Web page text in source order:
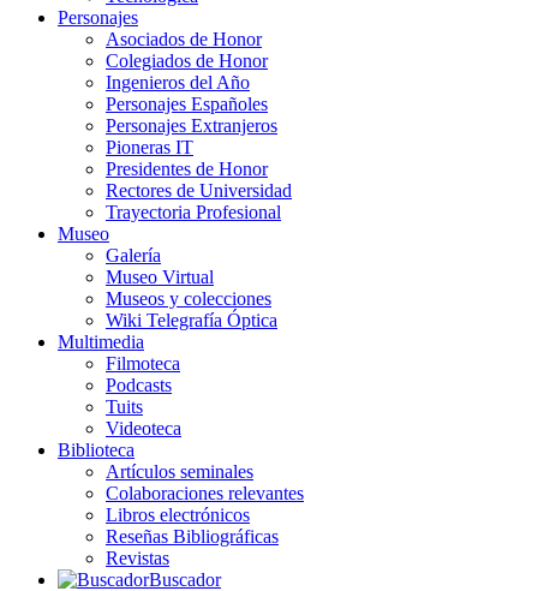
Personajes
Asociados de Honor
Colegiados de Honor
Ingenieros del Año
Personajes Españoles
Personajes Extranjeros
Pioneras IT
Presidentes de Honor
Rectores de Universidad
Trayectoria Profesional
Museo
Galería
Museo Virtual
Museos y colecciones
Wiki Telegrafía Óptica
Multimedia
Filmoteca
Podcasts
Tuits
Videoteca
Biblioteca
Artículos seminales
Colaboraciones relevantes
Libros electrónicos
Reseñas Bibliográficas
Revistas
Buscador